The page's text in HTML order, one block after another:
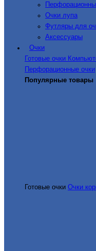
Очки лупа
Футляры для
Аксессуары
Очки
Готовые очки
Перфорационные очки
Популярные товары
Готовые очки Очки